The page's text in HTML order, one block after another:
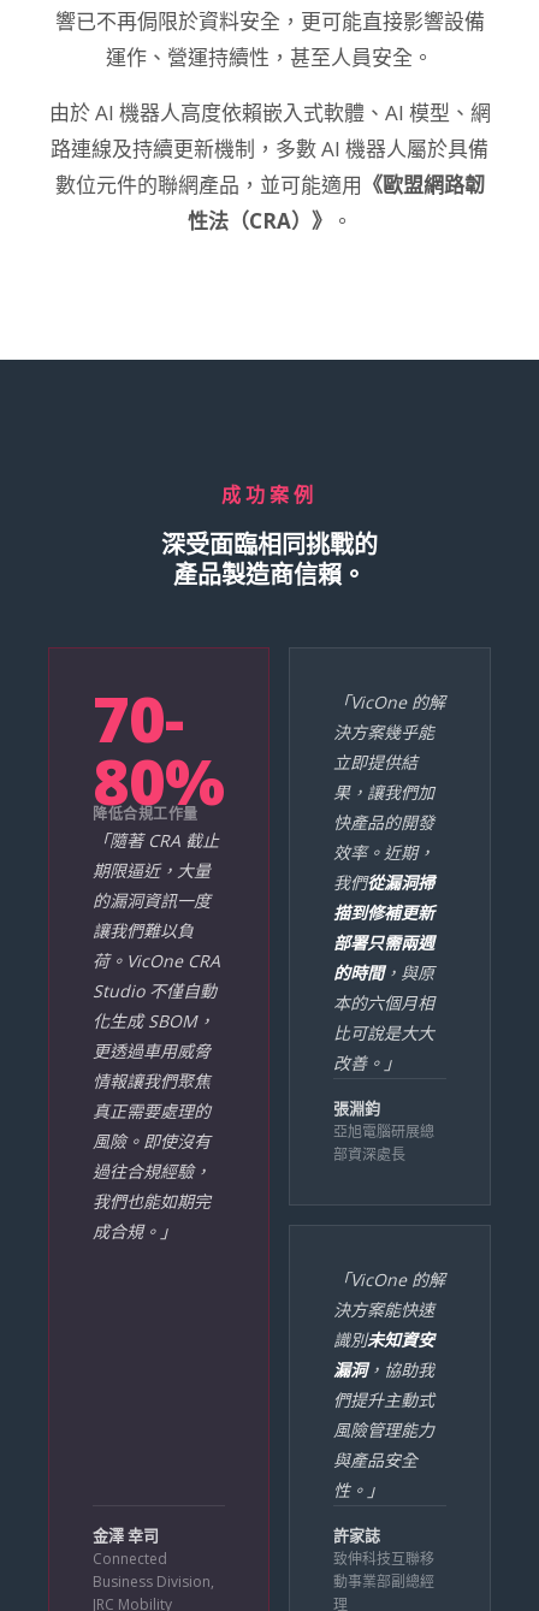
響已不再侷限於資料安全，更可能直接影響設備
運作、營運持續性，甚至人員安全。
由於 AI 機器人高度依賴嵌入式軟體、AI 模型、網
路連線及持續更新機制，多數 AI 機器人屬於具備
數位元件的聯網產品，並可能適用 《歐盟網路韌
性法（CRA）》
。
成功案例
深受面臨相同挑戰的
產品製造商信賴。
70-
80%
降低合規工作量
「隨著 CRA 截止
期限逼近，大量
的漏洞資訊一度
讓我們難以負
荷。VicOne CRA
Studio 不僅自動
化生成 SBOM，
更透過車用威脅
情報讓我們聚焦
真正需要處理的
風險。即使沒有
過往合規經驗，
我們也能如期完
成合規。」
金澤 幸司
Connected
Business Division,
JRC Mobility
「VicOne 的解
決方案幾乎能
立即提供結
果，讓我們加
快產品的開發
效率。近期，
我們從漏洞掃
描到修補更新
部署只需兩週
的時間，與原
本的六個月相
比可說是大大
改善。」
張淵鈞
亞旭電腦研展總
部資深處長
「VicOne 的解
決方案能快速
識別未知資安
漏洞，協助我
們提升主動式
風險管理能力
與產品安全
性。」
許家誌
致伸科技互聯移
動事業部副總經
理